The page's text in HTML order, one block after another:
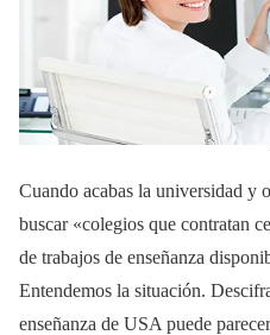
Cuando acabas la universidad y
buscar «colegios que contratan
de trabajos de enseñanza
Entendemos la situación.
enseñanza de USA puede